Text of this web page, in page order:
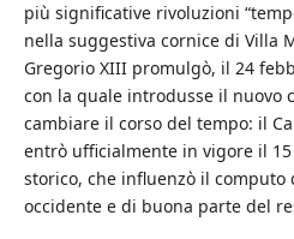
più significative rivoluzioni
nella suggestiva cornice di Villa
Gregorio XIII promulgò, il 24
con la quale introdusse il nuovo
cambiare il corso del tempo: il
entrò ufficialmente in vigore il
storico, che influenzò il computo
occidente e di buona parte del